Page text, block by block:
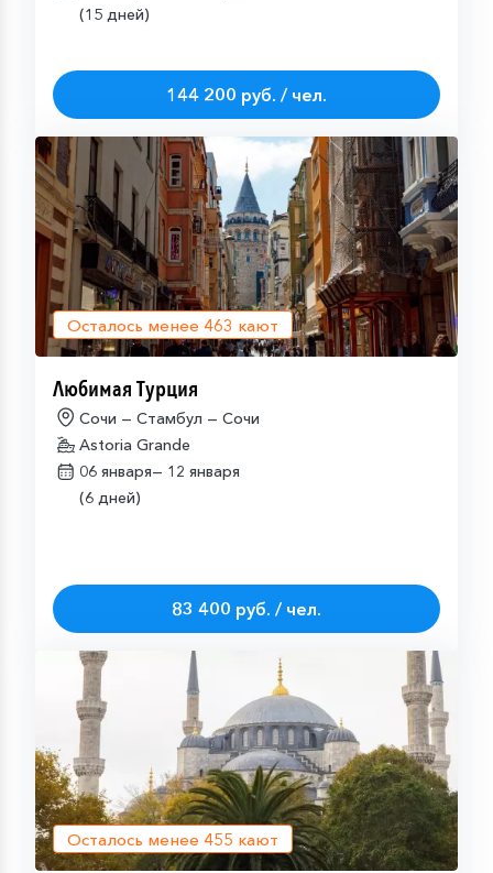
(15 дней)
144 200 руб. / чел.
Осталось менее 463 кают
Любимая Турция
Сочи — Стамбул — Сочи
Astoria Grande
06 января— 12 января
(6 дней)
83 400 руб. / чел.
Осталось менее 455 кают